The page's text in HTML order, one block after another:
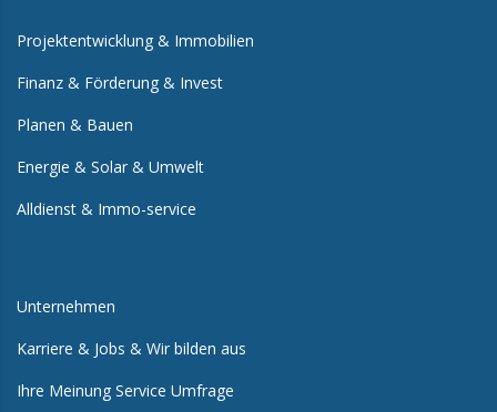
Projektentwicklung & Immobilien
Finanz & Förderung & Invest
Planen & Bauen
Energie & Solar & Umwelt
Alldienst & Immo-service
Unternehmen
Karriere & Jobs & Wir bilden aus
Ihre Meinung Service Umfrage